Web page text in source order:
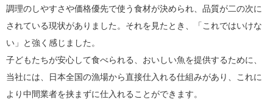
調理のしやすさや価格優先で使う食材が決められ、品質が二の次に
されている現状がありました。それを見たとき、「これではいけな
い」と強く感じました。
子どもたちが安心して食べられる、おいしい魚を提供するために、
当社には、日本全国の漁場から直接仕入れる仕組みがあり、これに
より中間業者を挟まずに仕入れることができます。